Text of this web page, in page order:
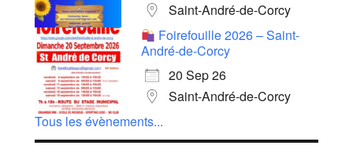
Saint-André-de-Corcy
Foirefouille 2026 – Saint-
André-de-Corcy
20 Sep 26
Saint-André-de-Corcy
Tous les évènements...